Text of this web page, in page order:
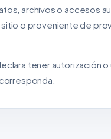
archivos o accesos
o proveniente de
tener autorización o